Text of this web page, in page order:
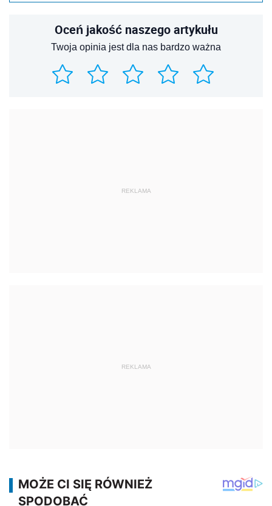
Oceń jakość naszego artykułu
Twoja opinia jest dla nas bardzo ważna
REKLAMA
REKLAMA